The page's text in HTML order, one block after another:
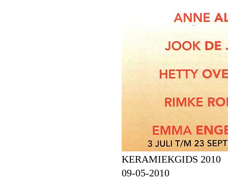
KERAMIEKGIDS 2010
09-05-2010